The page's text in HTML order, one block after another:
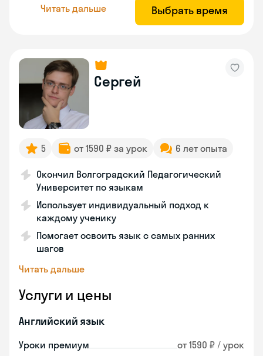
Читать дальше Выбрать время
Сергей
5 от 1590 ₽ за урок 6 лет опыта
Окончил Волгоградский Педагогический
Университет по языкам
Использует индивидуальный подход к
каждому ученику
Помогает освоить язык с самых ранних
шагов
Читать дальше
Услуги и цены
Английский язык
Уроки премиум от 1590 ₽ / урок